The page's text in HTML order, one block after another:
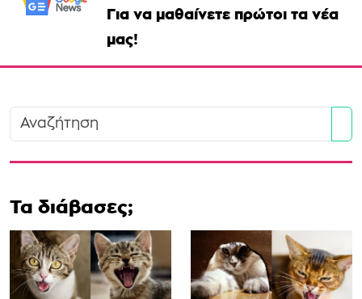
Για να μαθαίνετε πρώτοι τα νέα
μας!
Τα διάβασες;